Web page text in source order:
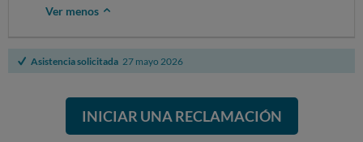
Ver menos
Asistencia solicitada 27 mayo 2026
INICIAR UNA RECLAMACIÓN